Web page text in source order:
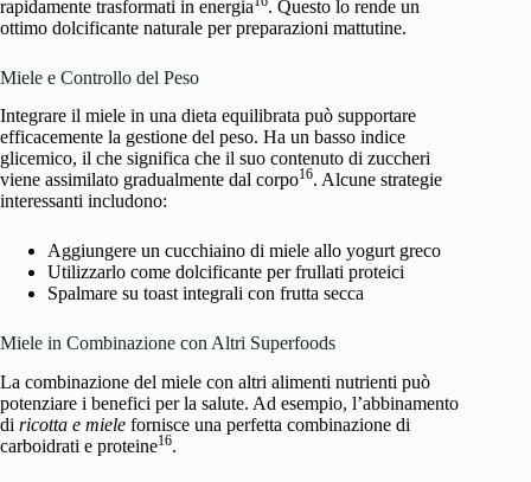
rapidamente trasformati in energia
. Questo lo rende un
ottimo dolcificante naturale per preparazioni mattutine.
Miele e Controllo del Peso
Integrare il miele in una dieta equilibrata può supportare
efficacemente la gestione del peso. Ha un basso indice
glicemico, il che significa che il suo contenuto di zuccheri
viene assimilato gradualmente dal corpo16. Alcune strategie
interessanti includono:
Aggiungere un cucchiaino di miele allo yogurt greco
Utilizzarlo come dolcificante per frullati proteici
Spalmare su toast integrali con frutta secca
Miele in Combinazione con Altri Superfoods
La combinazione del miele con altri alimenti nutrienti può
potenziare i benefici per la salute. Ad esempio, l’abbinamento
di ricotta e miele fornisce una perfetta combinazione di
carboidrati e proteine16.